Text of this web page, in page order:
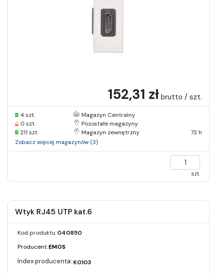
152,31 zł brutto / szt.
4 szt.
Magazyn Centralny
0 szt.
Pozostałe magazyny
211 szt.
Magazyn zewnętrzny
72 h
Zobacz więcej magazynów (3)
szt.
Wtyk RJ45 UTP kat.6
Kod produktu:040850
Producent:EMOS
K0103